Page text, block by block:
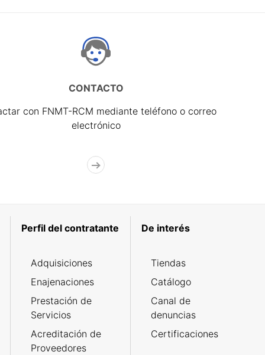
CONTACTO
con FNMT-RCM mediante teléfono o correo
electrónico
Perfil del contratante
Adquisiciones
Enajenaciones
Prestación de
Servicios
Acreditación de
Proveedores
De interés
Tiendas
Catálogo
Canal de
denuncias
Certificaciones